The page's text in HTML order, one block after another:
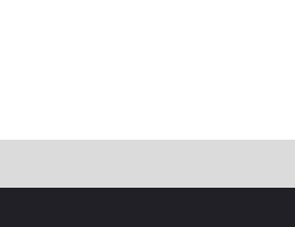
AUGMENTÉE